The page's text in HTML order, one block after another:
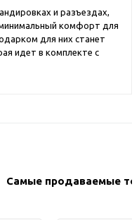
и разъездах,
комфорт для
для них станет
идет в комплекте с
Самые продаваемые